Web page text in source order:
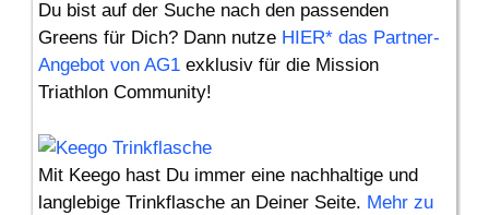
Du bist auf der Suche nach den passenden
Greens für Dich? Dann nutze HIER* das Partner-
Angebot von AG1 exklusiv für die Mission
Triathlon Community!
Mit Keego hast Du immer eine nachhaltige und
langlebige Trinkflasche an Deiner Seite. Mehr zu